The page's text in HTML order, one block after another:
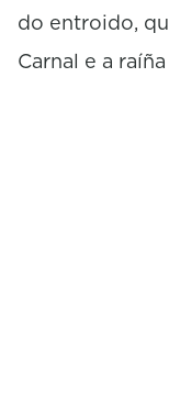
do entroido,
Carnal e a